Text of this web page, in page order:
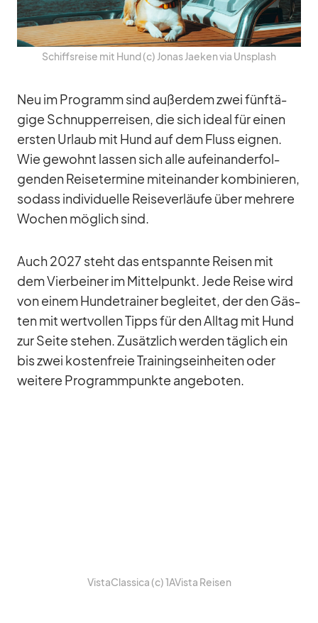
Schiffs­reise mit Hund (c) Jo­nas Jae­ken via Un­s­plash
Neu im Pro­gramm sind au­ßer­dem zwei fünf­tä­
gige Schnup­per­rei­sen, die sich ideal für ei­nen
ers­ten Ur­laub mit Hund auf dem Fluss eig­nen.
Wie ge­wohnt las­sen sich alle auf­ein­an­der­fol­
gen­den Rei­se­ter­mine mit­ein­an­der kom­bi­nie­ren,
so­dass in­di­vi­du­elle Rei­se­ver­läufe über meh­rere
Wo­chen mög­lich sind.
Auch 2027 steht das ent­spannte Rei­sen mit
dem Vier­bei­ner im Mit­tel­punkt. Jede Reise wird
von ei­nem Hun­de­trai­ner be­glei­tet, der den Gäs­
ten mit wert­vol­len Tipps für den All­tag mit Hund
zur Seite ste­hen. Zu­sätz­lich wer­den täg­lich ein
bis zwei kos­ten­freie Trai­nings­ein­hei­ten oder
wei­tere Pro­gramm­punkte an­ge­bo­ten.
Vis­t­aClas­sica (c) 1AVista Rei­sen